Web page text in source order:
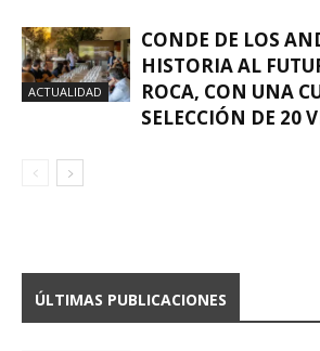
ACTUALIDAD
CONDE DE LOS
HISTORIA AL
ROCA, CON UNA
SELECCIÓN DE 20
ÚLTIMAS PUBLICACIONES